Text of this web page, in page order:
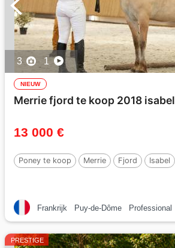
3 1
NIEUW
Merrie fjord te koop 2018 isabel
13 000 €
Poney te koop Merrie Fjord Isabel
Frankrijk Puy-de-Dôme Professional
PRESTIGE